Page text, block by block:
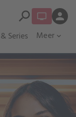
Series Meer expand_more
search person